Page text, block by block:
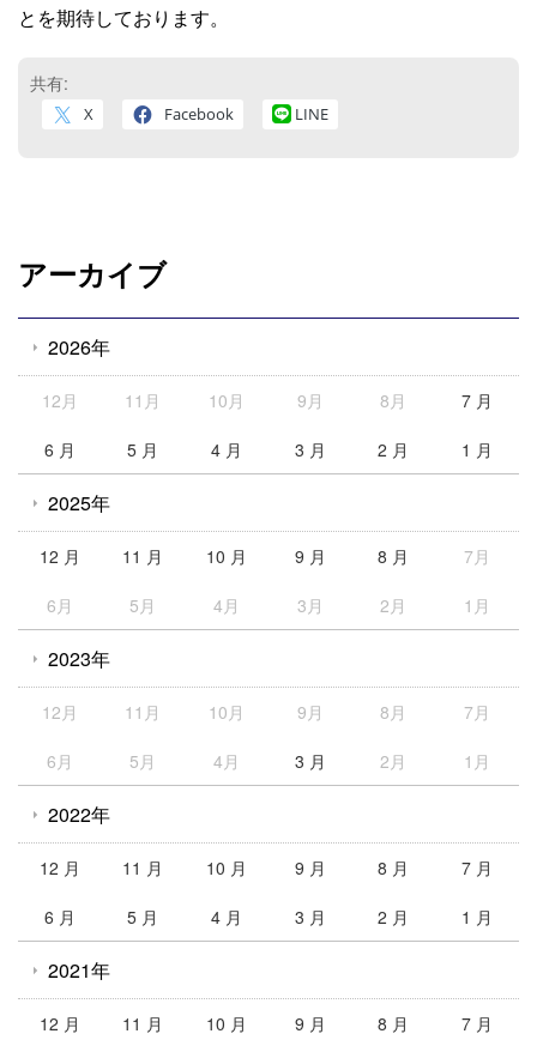
とを期待しております。
共有:
X Facebook LINE
アーカイブ
2026年
12月 11月 10月 9月 8月 7 月
6 月 5 月 4 月 3 月 2 月 1 月
2025年
12 月 11 月 10 月 9 月 8 月 7月
6月 5月 4月 3月 2月 1月
2023年
12月 11月 10月 9月 8月 7月
6月 5月 4月 3 月 2月 1月
2022年
12 月 11 月 10 月 9 月 8 月 7 月
6 月 5 月 4 月 3 月 2 月 1 月
2021年
12 月 11 月 10 月 9 月 8 月 7 月